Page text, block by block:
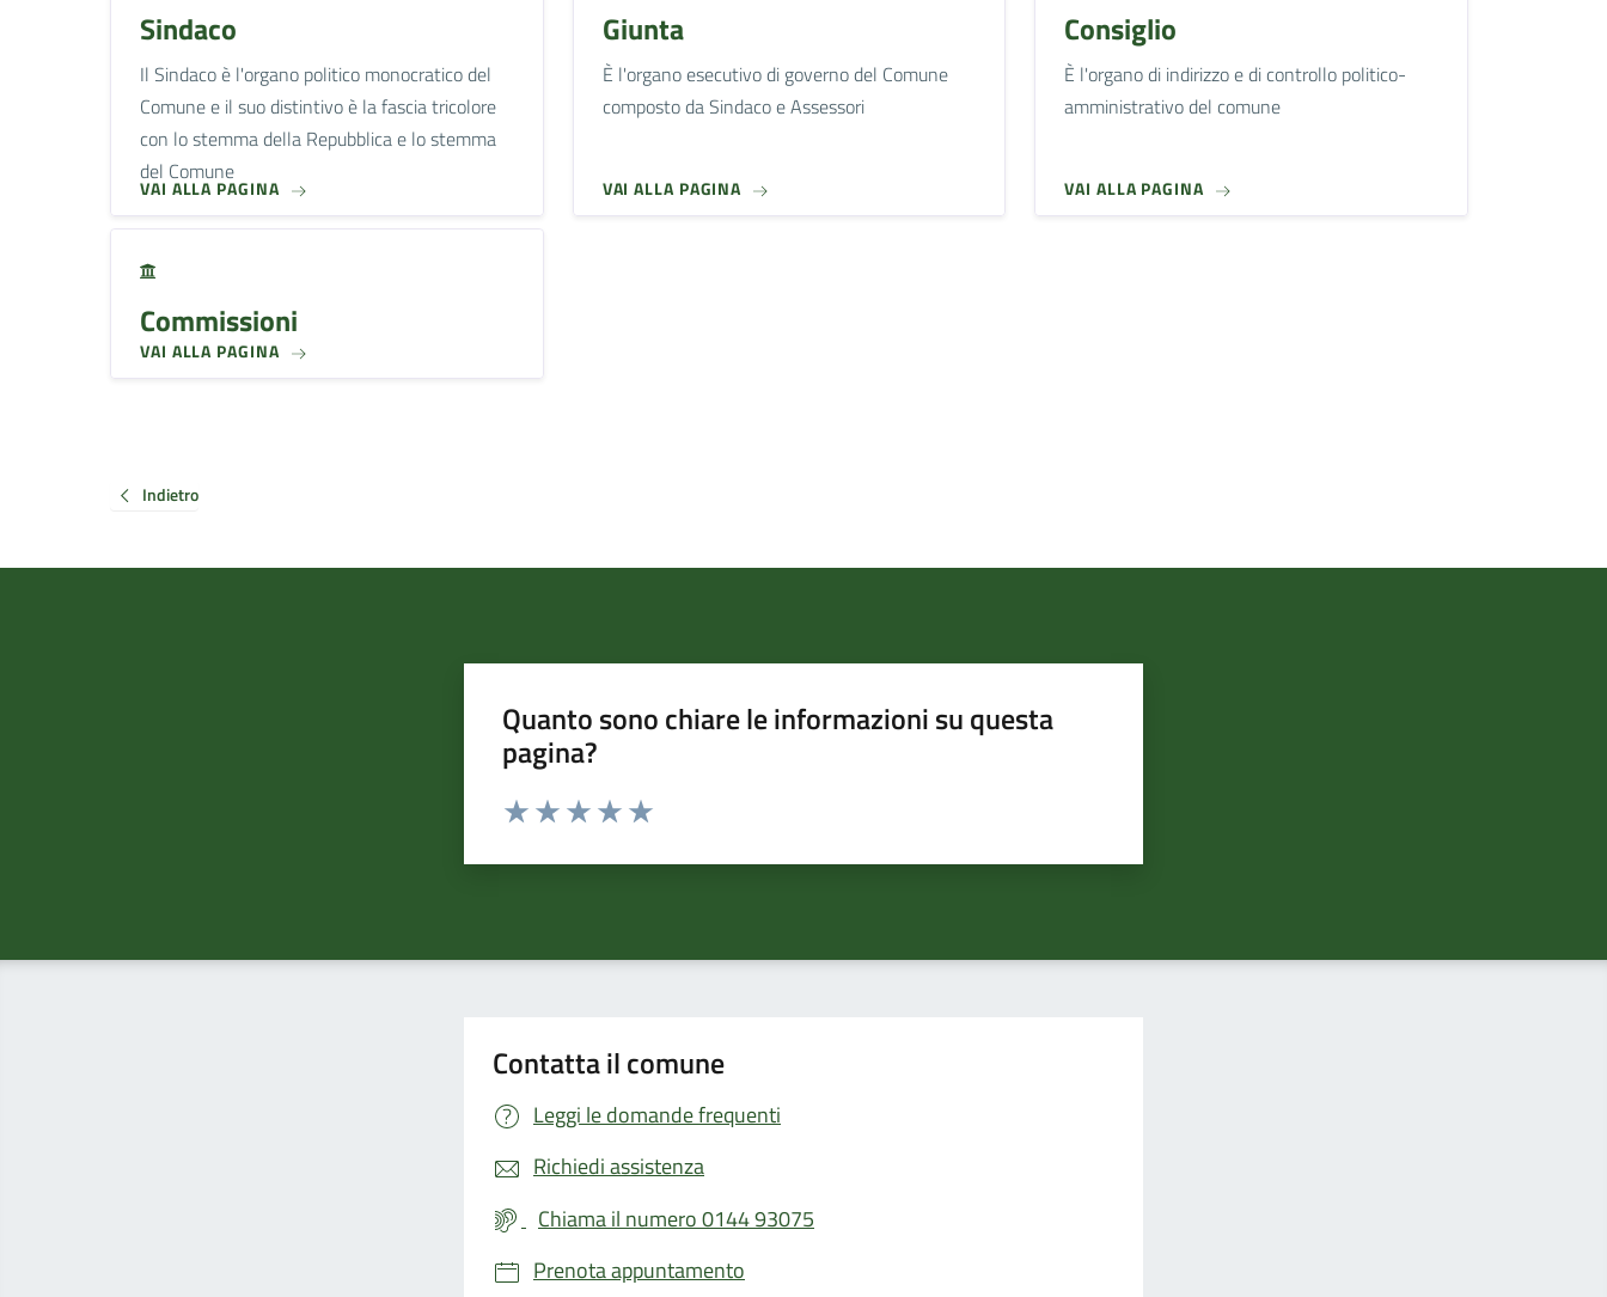
Sindaco
Il Sindaco è l'organo politico monocratico del
Comune e il suo distintivo è la fascia tricolore
con lo stemma della Repubblica e lo stemma
del Comune
VAI ALLA PAGINA
Giunta
È l'organo esecutivo di governo del Comune
composto da Sindaco e Assessori
VAI ALLA PAGINA
Consiglio
È l'organo di indirizzo e di controllo politico-
amministrativo del comune
VAI ALLA PAGINA
Commissioni
VAI ALLA PAGINA
Indietro
Quanto sono chiare le informazioni su questa
pagina?
Valuta da 1 a 5 stelle la pagina
Contatta il comune
Leggi le domande frequenti
Richiedi assistenza
Chiama il numero 0144 93075
Prenota appuntamento